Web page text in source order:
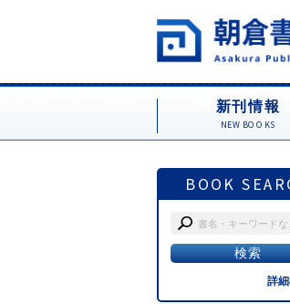
新刊情報
NEW BOOKS
BOOK
詳